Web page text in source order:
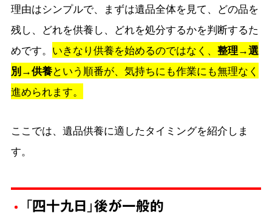
理由はシンプルで、まずは遺品全体を見て、どの品を
残し、どれを供養し、どれを処分するかを判断するた
めです。 いきなり供養を始めるのではなく、 整理→選
別→供養という順番が、気持ちにも作業にも無理なく
進められます。
ここでは、遺品供養に適したタイミングを紹介しま
す。
「四十九日」後が一般的